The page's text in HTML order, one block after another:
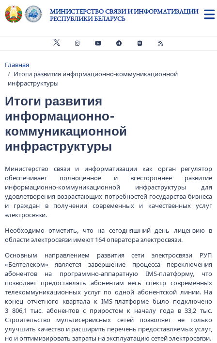
Перейти к основному содержанию
МИНИСТЕРСТВО СВЯЗИ И ИНФОРМАТИЗАЦИИ
РЕСПУБЛИКИ БЕЛАРУСЬ
Строка навигации
Главная
Итоги развития информационно-коммуникационной
инфраструктуры
Итоги развития
информационно-
коммуникационной
инфраструктуры
Министерство связи и информатизации как орган регулятор
обеспечивает полноценное и всестороннее развитие
информационно-коммуникационной инфраструктуры для
удовлетворения возрастающих потребностей государства бизнеса
и граждан в получении современных и качественных услуг
электросвязи.
Необходимо отметить, что на сегодняшний день лицензию в
области электросвязи имеют 164 оператора электросвязи.
Основным направлением развития сети электросвязи РУП
«Белтелеком» является завершение процесса переключения
абонентов на программно-аппаратную IMS-платформу, что
позволяет предоставлять абонентам весь спектр современных
телекоммуникационных услуг по одной абонентской линии. На
конец отчетного квартала к IMS-платформе было подключено
3 806,1 тыс. абонентов с приростом к началу года в 33,2 тыс.
Строительство мультисервисных сетей позволяет не только
улучшить качество и расширить перечень предоставляемых услуг,
но и оптимизировать затраты на эксплуатацию сетей электросвязи.